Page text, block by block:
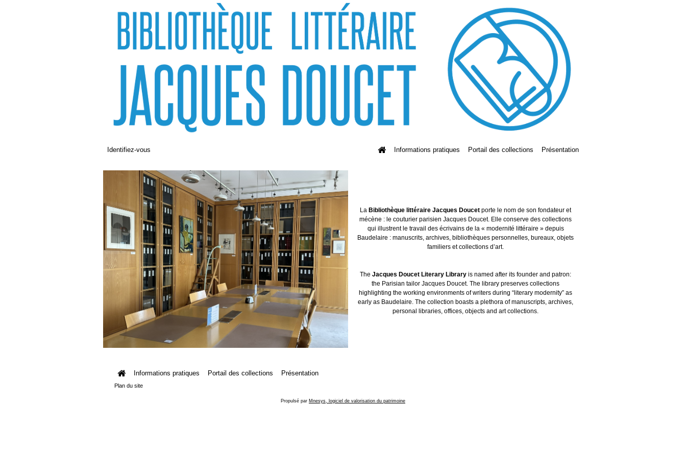
Identifiez-vous Informations pratiques Portail des collections Présentation
La Bibliothèque littéraire Jacques Doucet porte le nom de son fondateur et
mécène : le couturier parisien Jacques Doucet. Elle conserve des collections
qui illustrent le travail des écrivains de la « modernité littéraire » depuis
Baudelaire : manuscrits, archives, bibliothèques personnelles, bureaux, objets
familiers et collections d’art.
The Jacques Doucet Literary Library is named after its founder and patron:
the Parisian tailor Jacques Doucet. The library preserves collections
highlighting the working environments of writers during “literary modernity” as
early as Baudelaire. The collection boasts a plethora of manuscripts, archives,
personal libraries, offices, objects and art collections.
Informations pratiques Portail des collections Présentation
Plan du site
Propulsé par Mnesys, logiciel de valorisation du patrimoine